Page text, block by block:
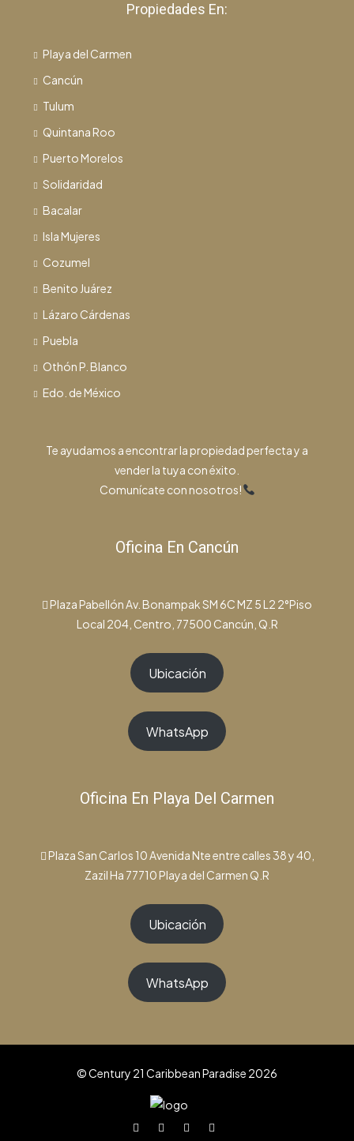
Propiedades En:
Playa del Carmen
Cancún
Tulum
Quintana Roo
Puerto Morelos
Solidaridad
Bacalar
Isla Mujeres
Cozumel
Benito Juárez
Lázaro Cárdenas
Puebla
Othón P. Blanco
Edo. de México
Te ayudamos a encontrar la propiedad perfecta y a
vender la tuya con éxito.
Comunícate con nosotros!
Oficina En Cancún
Plaza Pabellón Av. Bonampak SM 6C MZ 5 L2 2°Piso
Local 204, Centro, 77500 Cancún, Q.R
Ubicación
WhatsApp
Oficina En Playa Del Carmen
Plaza San Carlos 10 Avenida Nte entre calles 38 y 40,
Zazil Ha 77710 Playa del Carmen Q.R
Ubicación
WhatsApp
© Century 21 Caribbean Paradise 2026